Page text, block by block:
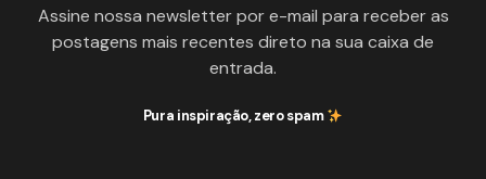
Assine nossa newsletter por e-mail para receber as
postagens mais recentes direto na sua caixa de
entrada.
Pura inspiração, zero spam